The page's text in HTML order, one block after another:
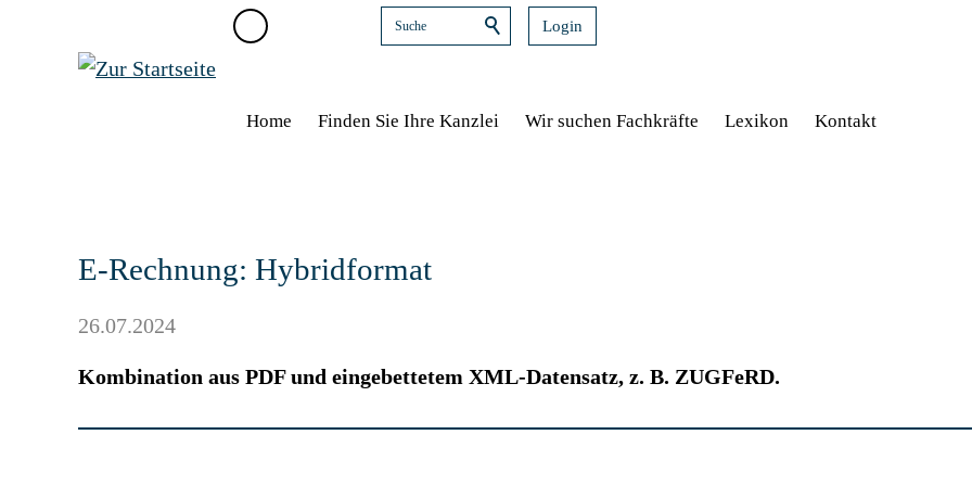
Home Finden Sie Ihre Kanzlei Wir suchen Fachkräfte Lexikon Kontakt
Login
E-Rechnung: Hybridformat
26.07.2024
Kombination aus PDF und eingebettetem XML-Datensatz, z. B. ZUGFeRD.